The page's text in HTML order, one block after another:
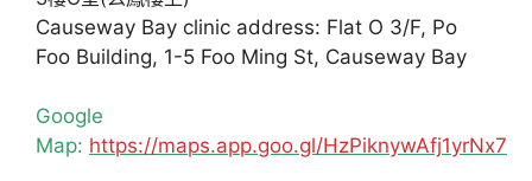
Causeway Bay clinic address: Flat O 3/F, Po
Foo Building, 1-5 Foo Ming St, Causeway Bay
Google
Map: https://maps.app.goo.gl/HzPiknywAfj1yrNx7